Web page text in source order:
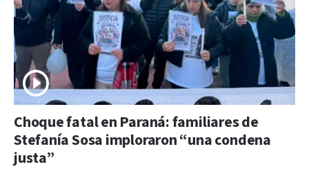
Choque fatal en Paraná: familiares de
Stefanía Sosa imploraron “una condena
justa”